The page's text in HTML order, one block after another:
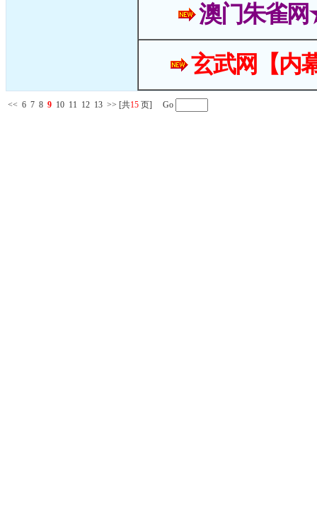
澳门朱雀
玄武网【内
<< 6 7 8 9 10 11 12 13 >> [共15 页] Go